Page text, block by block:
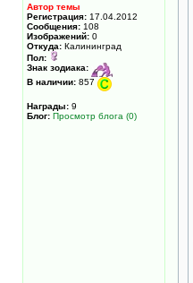
Автор темы
Регистрация: 17.04.2012
Сообщения: 108
Изображений: 0
Откуда: Калининград
Пол:
Знак зодиака:
В наличии: 857
Награды: 9
Блог: Просмотр блога (0)